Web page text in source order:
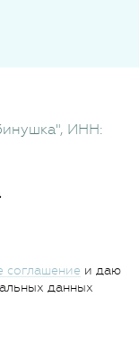
, ИНН:
соглашение и даю
данных